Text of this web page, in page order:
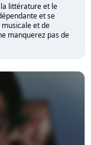
littérature et le
et se
et de
manquerez pas de